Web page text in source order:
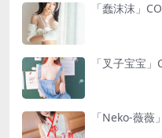
「蠢沫沫」
「叉子宝宝
「Neko-薇薇